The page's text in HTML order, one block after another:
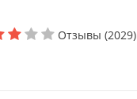
Отзывы (2029)